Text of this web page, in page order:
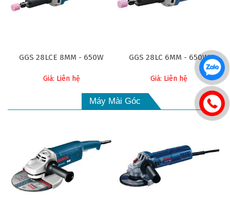
GGS 28LCE 8MM - 650W
Giá: Liên hệ
GGS 28LC 6MM - 650W
Giá: Liên hệ
Máy Mài Góc